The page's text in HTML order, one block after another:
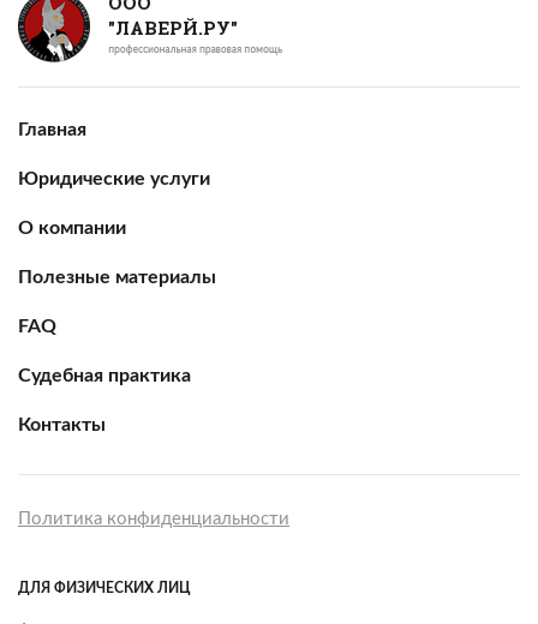
"ЛАВЕРЙ.РУ"
Главная
Юридические услуги
О компании
Полезные материалы
FAQ
Судебная практика
Контакты
Политика конфиденциальности
ДЛЯ ФИЗИЧЕСКИХ ЛИЦ